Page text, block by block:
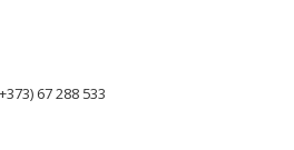
67 288 533